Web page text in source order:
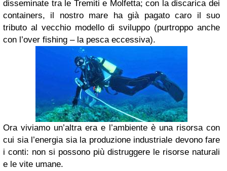
disseminate tra le Tremiti e Molfetta; con la discarica dei
containers, il nostro mare ha già pagato caro il suo
tributo al vecchio modello di sviluppo (purtroppo anche
con l’over fishing – la pesca eccessiva).
Ora viviamo un’altra era e l’ambiente è una risorsa con
cui sia l’energia sia la produzione industriale devono fare
i conti: non si possono più distruggere le risorse naturali
e le vite umane.